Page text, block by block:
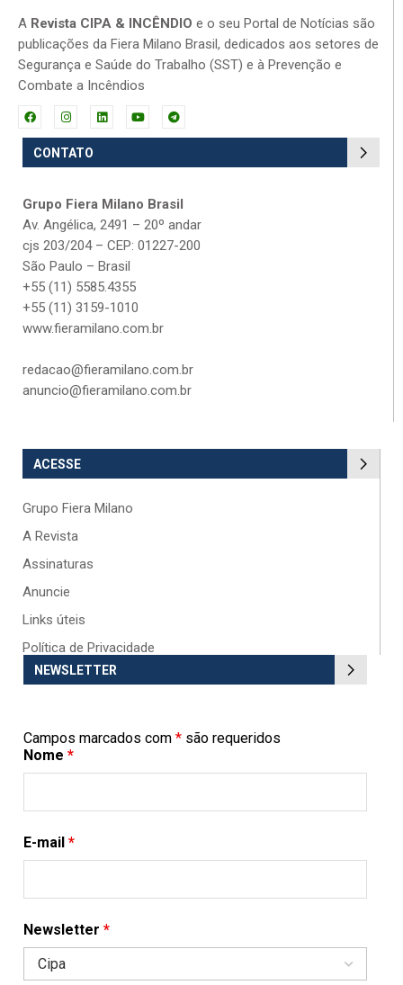
A Revista CIPA & INCÊNDIO e o seu Portal de Notícias são
publicações da Fiera Milano Brasil, dedicados aos setores de
Segurança e Saúde do Trabalho (SST) e à Prevenção e
Combate a Incêndios
CONTATO
Grupo Fiera Milano Brasil
Av. Angélica, 2491 – 20º andar
cjs 203/204 – CEP: 01227-200
São Paulo – Brasil
+55 (11) 5585.4355
+55 (11) 3159-1010
www.fieramilano.com.br
redacao@fieramilano.com.br
anuncio@fieramilano.com.br
ACESSE
Grupo Fiera Milano
A Revista
Assinaturas
Anuncie
Links úteis
Política de Privacidade
NEWSLETTER
Campos marcados com * são requeridos
Nome *
E-mail *
Newsletter *